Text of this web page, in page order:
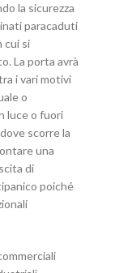
la sicurezza
paracaduti
cui si
La porta avrà
i vari motivi
o
luce o fuori
scorre la
una
di
poiché